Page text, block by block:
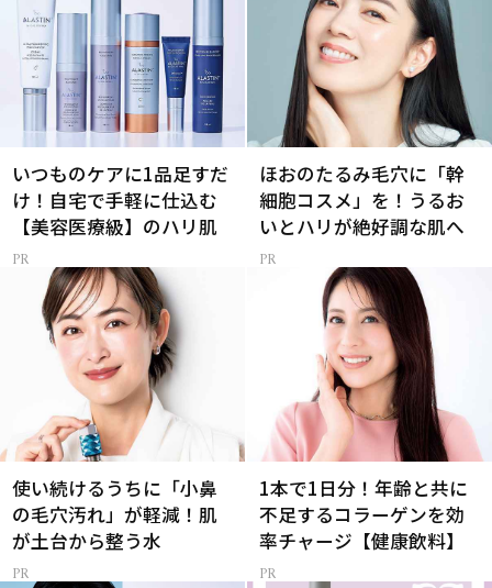
いつものケアに1品足すだ
け！自宅で手軽に仕込む
【美容医療級】のハリ肌
ほおのたるみ毛穴に「幹
細胞コスメ」を！うるお
いとハリが絶好調な肌へ
使い続けるうちに「小鼻
の毛穴汚れ」が軽減！肌
が土台から整う水
1本で1日分！年齢と共に
不足するコラーゲンを効
率チャージ【健康飲料】